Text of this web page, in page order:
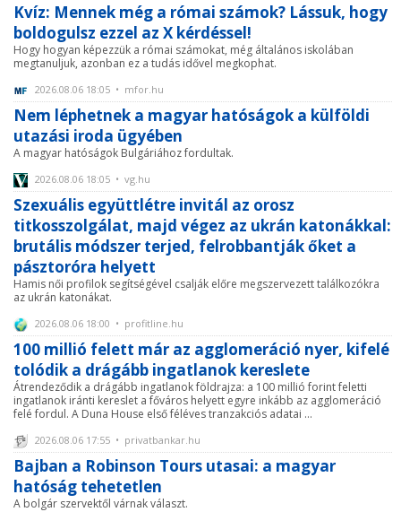
Kvíz: Mennek még a római számok? Lássuk, hogy
boldogulsz ezzel az X kérdéssel!
Hogy hogyan képezzük a római számokat, még általános iskolában
megtanuljuk, azonban ez a tudás idővel megkophat.
2026.08.06 18:05 • mfor.hu
Nem léphetnek a magyar hatóságok a külföldi
utazási iroda ügyében
A magyar hatóságok Bulgáriához fordultak.
2026.08.06 18:05 • vg.hu
Szexuális együttlétre invitál az orosz
titkosszolgálat, majd végez az ukrán katonákkal:
brutális módszer terjed, felrobbantják őket a
pásztoróra helyett
Hamis női profilok segítségével csalják előre megszervezett találkozókra
az ukrán katonákat.
2026.08.06 18:00 • profitline.hu
100 millió felett már az agglomeráció nyer, kifelé
tolódik a drágább ingatlanok kereslete
Átrendeződik a drágább ingatlanok földrajza: a 100 millió forint feletti
ingatlanok iránti kereslet a főváros helyett egyre inkább az agglomeráció
felé fordul. A Duna House első féléves tranzakciós adatai ...
2026.08.06 17:55 • privatbankar.hu
Bajban a Robinson Tours utasai: a magyar
hatóság tehetetlen
A bolgár szervektől várnak választ.